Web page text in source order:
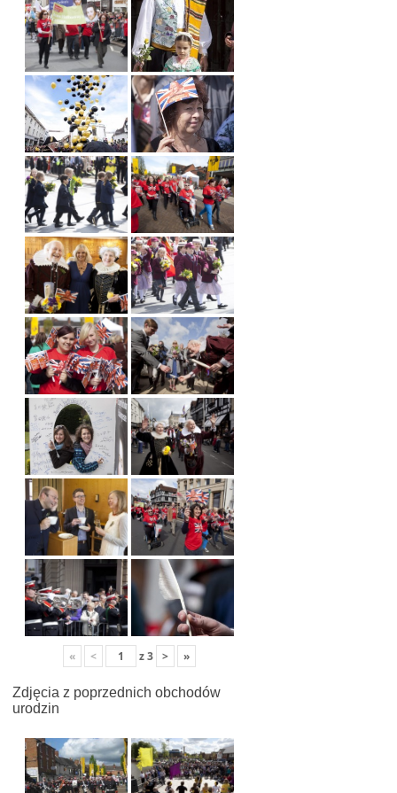
« < z3 > »
Zdjęcia z poprzednich obchodów
urodzin